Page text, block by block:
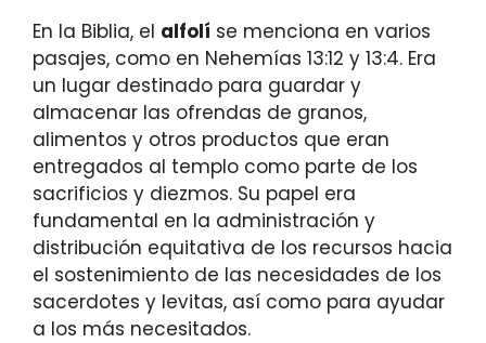
En la Biblia, el alfolí se menciona en varios
pasajes, como en Nehemías 13:12 y 13:4. Era
un lugar destinado para guardar y
almacenar las ofrendas de granos,
alimentos y otros productos que eran
entregados al templo como parte de los
sacrificios y diezmos. Su papel era
fundamental en la administración y
distribución equitativa de los recursos hacia
el sostenimiento de las necesidades de los
sacerdotes y levitas, así como para ayudar
a los más necesitados.